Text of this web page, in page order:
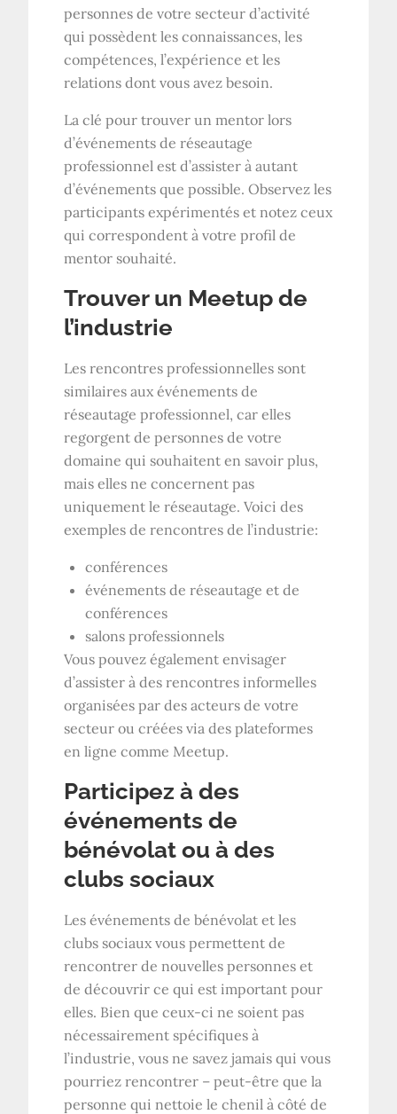
personnes de votre secteur d’activité
qui possèdent les connaissances, les
compétences, l’expérience et les
relations dont vous avez besoin.
La clé pour trouver un mentor lors
d’événements de réseautage
professionnel est d’assister à autant
d’événements que possible. Observez les
participants expérimentés et notez ceux
qui correspondent à votre profil de
mentor souhaité.
Trouver un Meetup de
l’industrie
Les rencontres professionnelles sont
similaires aux événements de
réseautage professionnel, car elles
regorgent de personnes de votre
domaine qui souhaitent en savoir plus,
mais elles ne concernent pas
uniquement le réseautage. Voici des
exemples de rencontres de l’industrie:
conférences
événements de réseautage et de
conférences
salons professionnels
Vous pouvez également envisager
d’assister à des rencontres informelles
organisées par des acteurs de votre
secteur ou créées via des plateformes
en ligne comme Meetup.
Participez à des
événements de
bénévolat ou à des
clubs sociaux
Les événements de bénévolat et les
clubs sociaux vous permettent de
rencontrer de nouvelles personnes et
de découvrir ce qui est important pour
elles. Bien que ceux-ci ne soient pas
nécessairement spécifiques à
l’industrie, vous ne savez jamais qui vous
pourriez rencontrer – peut-être que la
personne qui nettoie le chenil à côté de